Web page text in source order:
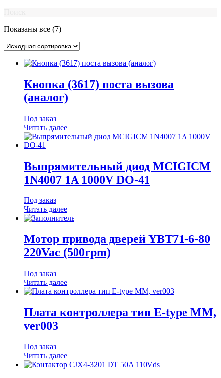
Показаны все (7)
Кнопка (3617) поста вызова
(аналог)
Под заказ
Читать далее
Выпрямительный диод MCIGICM
1N4007 1A 1000V DO-41
Под заказ
Читать далее
Мотор привода дверей YBT71-6-80
220Vac (500rpm)
Под заказ
Читать далее
Плата контроллера тип E-type MM,
ver003
Под заказ
Читать далее